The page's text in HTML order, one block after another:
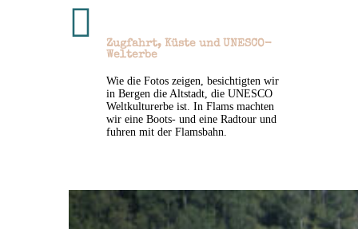

Zugfahrt, Küste und UNESCO-
Welterbe
Wie die Fotos zeigen, besichtigten wir
in Bergen die Altstadt, die UNESCO
Weltkulturerbe ist. In Flams machten
wir eine Boots- und eine Radtour und
fuhren mit der Flamsbahn.